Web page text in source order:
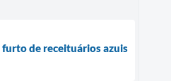
de receituários azuis